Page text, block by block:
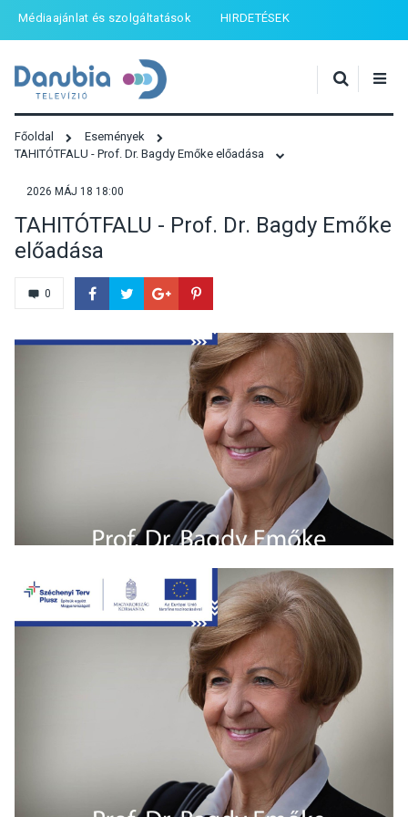
Médiaajánlat és szolgáltatások HIRDETÉSEK
Főoldal
Események
TAHITÓTFALU - Prof. Dr. Bagdy Emőke előadása
2026 MÁJ 18 18:00
TAHITÓTFALU - Prof. Dr. Bagdy Emőke
előadása
0